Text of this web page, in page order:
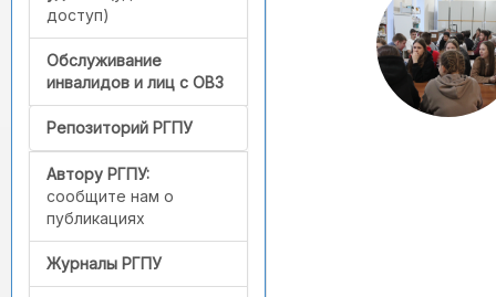
доступ)
Обслуживание
инвалидов и лиц с ОВЗ
Репозиторий РГПУ
Автору РГПУ:
сообщите нам о
публикациях
Журналы РГПУ